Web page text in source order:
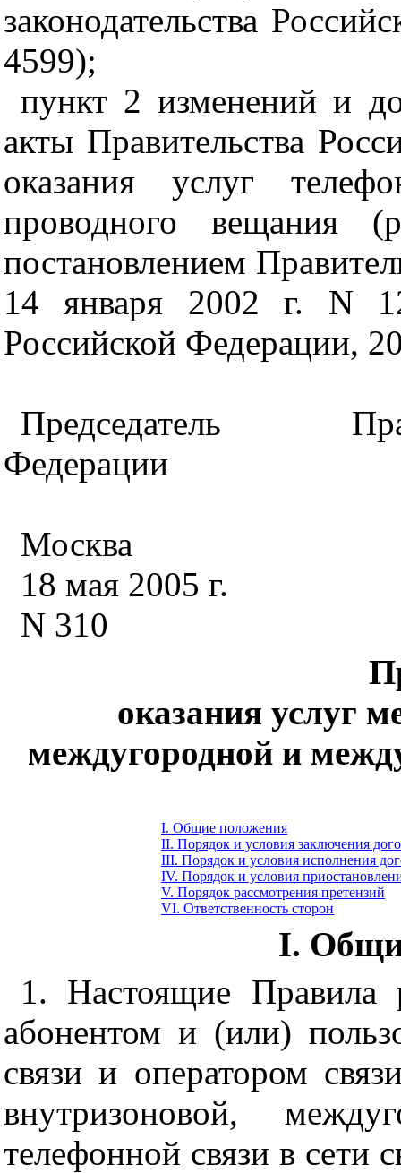
законодательства
4599);
пункт 2 изменений и
акты Правительства
оказания услуг
проводного вещания
постановлением
14 января 2002 г. N 12
Российской Федерации,
Председатель
Федерации
Москва
18 мая 2005 г.
N 310
оказания услуг
междугородной и
I. Общие положения
II. Порядок и условия заключения
III. Порядок и условия исполнения
IV. Порядок и условия
V. Порядок рассмотрения претензий
VI. Ответственность сторон
I.
1. Настоящие Правила
абонентом и (или)
связи и оператором
внутризоновой,
телефонной связи в сети